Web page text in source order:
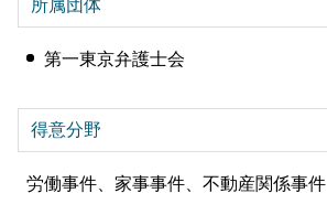
所属団体
第一東京弁護士会
得意分野
労働事件、家事事件、不動産関係事件